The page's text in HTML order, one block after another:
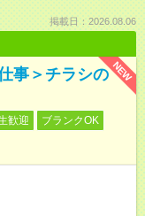
掲載日：2026.08.06
NEW
事＞チラシの
歓迎
ブランクOK